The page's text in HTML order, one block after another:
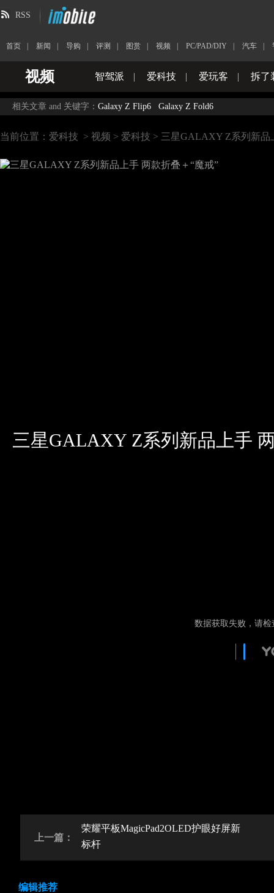
RSS
首页 新闻 导购 评测 图赏 视频 PC/PAD/DIY 汽车
视频 智驾派 | 爱科技 | 爱玩客 | 拆了
相关文章 and 关键字： Galaxy Z Flip6 Galaxy Z Fold6
当前位置： 爱科技 > 视频 > 爱科技 > 三星GALAXY Z系列新品
三星GALAXY Z系列新品上手
上一篇：
荣耀平板MagicPad2OLED护眼好屏新
标杆
编辑推荐